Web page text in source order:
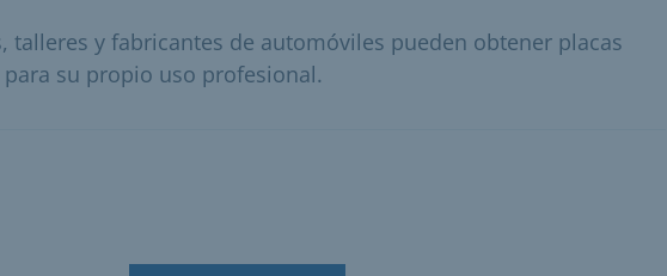
talleres y fabricantes de automóviles pueden obtener placas
su propio uso profesional.